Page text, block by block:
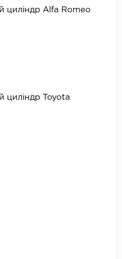
циліндр Alfa Romeo
циліндр Toyota